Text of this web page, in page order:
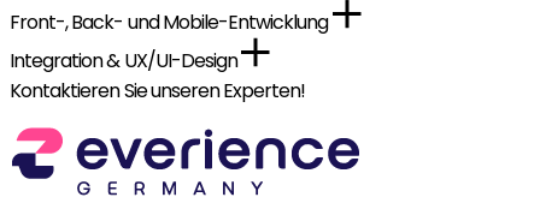
Front-, Back- und Mobile-Entwicklung
Integration & UX/UI-Design
Kontaktieren Sie unseren Experten!